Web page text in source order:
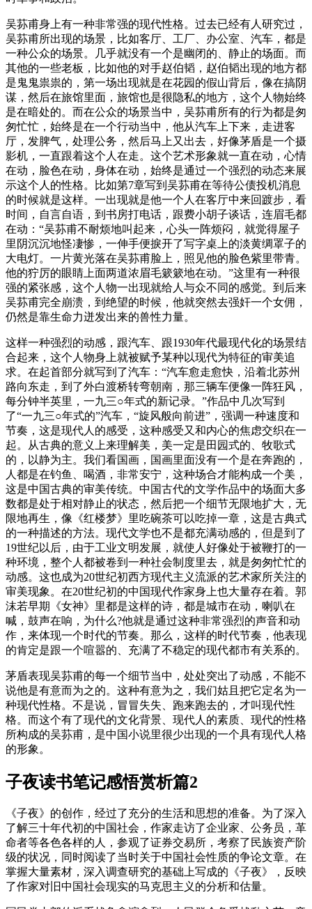
吴荪甫身上有一种非常强的现代性格。过去已经有人研究过，
吴荪甫所出现的场景，比如客厅、工厂、办公室、汽车，都是
一种公众的场景。几乎就没有一个是幽闭的、静止的场面。而
其他的一些老板，比如他的对手赵伯韬，赵伯韬出现的地方都
是鬼鬼祟祟的，第一场出现就是在花园的假山背后，像在搞阴
谋，然后在旅馆里面，旅馆也是很隐私的地方，这个人物始终
是在暗处的。而在公众的场景当中，吴荪甫所有的行为都是匆
匆忙忙，始终是在一个行动当中，他从汽车上下来，走进客
厅，发脾气，处理公务，然后马上又出去，好像茅盾是一个摄
影机，一直跟着这个人在走。这个艺术形象就一直在动，心情
在动，脸色在动，身体在动，始终是通过一个强烈的动态来展
示这个人的性格。比如第7章写到吴荪甫在等待公债投机消息
的时候就是这样。一出现就是他一个人在客厅中来回踱步，看
时间，自言自语，到书房打电话，跟费小胡子谈话，连眉毛都
在动：“吴荪甫不耐烦地叫起来，心头一阵烦闷，就觉得屋子
里阴沉沉地怪凄惨，一伸手便捩开了写字桌上的淡黄绸罩子的
大电灯。一片黄光落在吴荪甫脸上，照见他的脸色紫里带青。
他的狞厉的眼睛上面两道浓眉毛簌簌地在动。”这里有一种很
强的紧张感，这个人物一出现就给人与众不同的感觉。到后来
吴荪甫完全崩溃，到绝望的时候，他就突然去强奸一个女佣，
仍然是靠生命力迸发出来的兽性力量。
这样一种强烈的动感，跟汽车、跟1930年代最现代化的场景结
合起来，这个人物身上就被赋予某种以现代为特征的审美追
求。在起首部分就写到了汽车：“汽车愈走愈快，沿着北苏州
路向东走，到了外白渡桥转弯朝南，那三辆车便像一阵狂风，
每分钟半英里，一九三○年式的新记录。”作品中几次写到
了“一九三○年式的”汽车，“旋风般向前进”，强调一种速度和
节奏，这是现代人的感受，这种感受又和内心的焦虑交织在一
起。从古典的意义上来理解美，美一定是田园式的、牧歌式
的，以静为主。我们看国画，国画里面没有一个是在奔跑的，
人都是在钓鱼、喝酒，非常安宁，这种场合才能构成一个美，
这是中国古典的审美传统。中国古代的文学作品中的场面大多
数都是处于相对静止的状态，然后把一个细节无限地扩大，无
限地再生，像《红楼梦》里吃碗茶可以吃掉一章，这是古典式
的一种描述的方法。现代文学也不是都充满动感的，但是到了
19世纪以后，由于工业文明发展，就使人好像处于被鞭打的一
种环境，整个人都被卷到一种社会制度里去，就是匆匆忙忙的
动感。这也成为20世纪初西方现代主义流派的艺术家所关注的
审美现象。在20世纪初的中国现代作家身上也大量存在着。郭
沫若早期《女神》里都是这样的诗，都是城市在动，喇叭在
喊，鼓声在响，为什么?他就是通过这种非常强烈的声音和动
作，来体现一个时代的节奏。那么，这样的时代节奏，他表现
的肯定是跟一个喧嚣的、充满了不稳定的现代都市有关系的。
茅盾表现吴荪甫的每一个细节当中，处处突出了动感，不能不
说他是有意而为之的。这种有意为之，我们姑且把它定名为一
种现代性格。不是说，冒冒失失、跑来跑去的，才叫现代性
格。而这个有了现代的文化背景、现代人的素质、现代的性格
所构成的吴荪甫，是中国小说里很少出现的一个具有现代人格
的形象。
子夜读书笔记感悟赏析篇2
《子夜》的创作，经过了充分的生活和思想的准备。为了深入
了解三十年代初的中国社会，作家走访了企业家、公务员，革
命者等各色各样的人，参观了证券交易所，考察了民族资产阶
级的状况，同时阅读了当时关于中国社会性质的争论文章。在
掌握大量素材，深入调查研究的基础上写成的《子夜》，反映
了作家对旧中国社会现实的马克思主义的分析和估量。